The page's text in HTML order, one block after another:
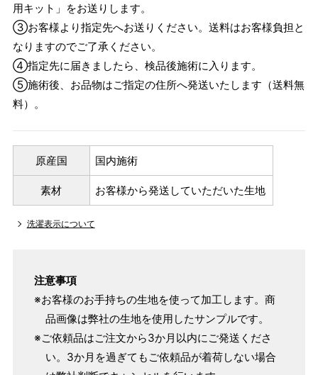
用キット」をお送りします。
③お客様より指定先へお送りください。送料はお客様負担と
なりますのでご了承ください。
④指定先に届きましたら、検品後施術に入ります。
⑤施術後、お品物はご指定の住所へ発送いたします（送料無
料）。
原産国 国内施術
素材 お客様から発送していただいた生地
洗濯表示について
注意事項
※お客様のお手持ちの生地を使って加工します。商
品画像は弊社の生地を使用したサンプルです。
※ご依頼品はご注文から3か月以内にご発送くださ
い。3か月を過ぎてもご依頼品が着荷しない場合